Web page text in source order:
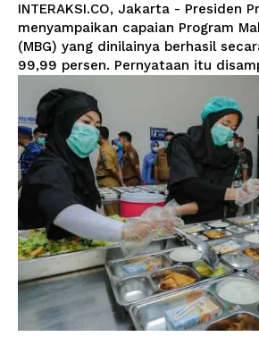
INTERAKSI.CO, Jakarta - Presiden
menyampaikan capaian Program
(MBG) yang dinilainya berhasil
99,99 persen. Pernyataan itu